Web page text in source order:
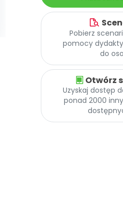
Pobierz
pomocy
do
Otwórz
Uzyskaj dostęp
ponad 2000